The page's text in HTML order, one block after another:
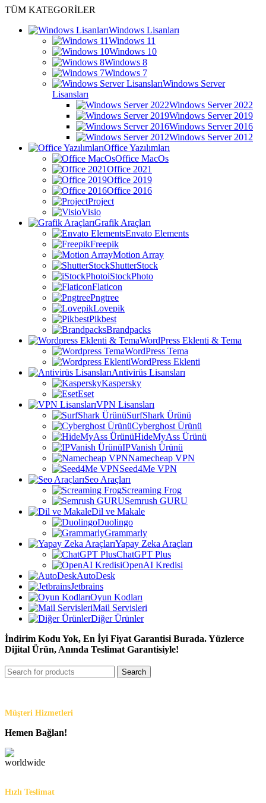
TÜM KATEGORİLER
Windows Lisanları
Windows 11
Windows 10
Windows 8
Windows 7
Windows Server
Lisansları
Windows Server 2022
Windows Server 2019
Windows Server 2016
Windows Server 2012
Office Yazılımları
Office MacOs
Office 2021
Office 2019
Office 2016
Project
Visio
Grafik Araçları
Envato Elements
Freepik
Motion Array
ShutterStock
iStockPhoto
Flaticon
Pngtree
Lovepik
Pikbest
Brandpacks
WordPress Eklenti & Tema
WordPress Tema
WordPress Eklenti
Antivirüs Lisansları
Kaspersky
Eset
VPN Lisansları
SurfShark Ürünü
Cyberghost Ürünü
HideMyAss Ürünü
IPVanish Ürünü
Namecheap VPN
Seed4Me VPN
Seo Araçları
Screaming Frog
Semrush GURU
Dil ve Makale
Duolingo
Grammarly
Yapay Zeka Araçları
ChatGPT Plus
OpenAI Kredisi
AutoDesk
Jetbrains
Oyun Kodları
Mail Servisleri
Diğer Ürünler
İndirim Kodu Yok, En İyi Fiyat Garantisi Burada. Yüzlerce
Dijital Ürün, Anında Teslimat Garantisiyle!
Search
Müşteri Hizmetleri
Hemen Bağlan!
Hızlı Teslimat